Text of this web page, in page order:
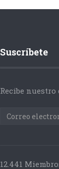
Suscríbete
Recibe
12.441